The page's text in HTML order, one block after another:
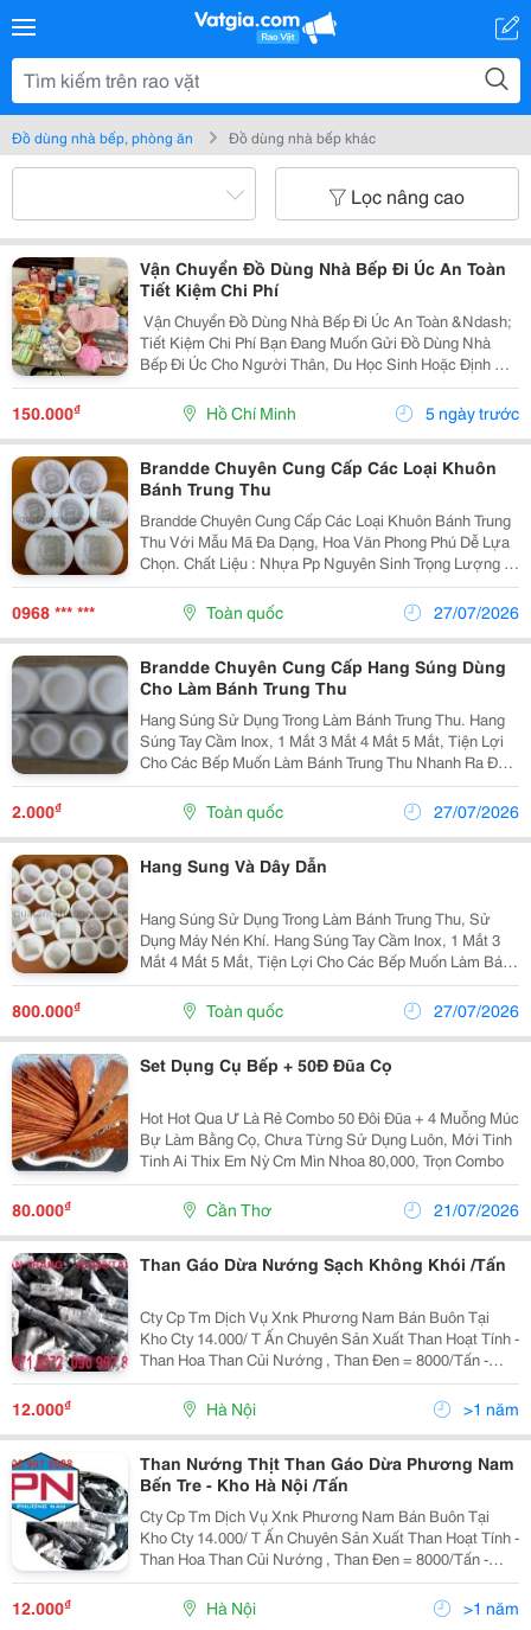
Đồ dùng nhà bếp, phòng ăn Đồ dùng nhà bếp khác
Lọc nâng cao
Vận Chuyển Đồ Dùng Nhà Bếp Đi Úc An Toàn
Tiết Kiệm Chi Phí
️ Vận Chuyển Đồ Dùng Nhà Bếp Đi Úc An Toàn &Ndash;
Tiết Kiệm Chi Phí Bạn Đang Muốn Gửi Đồ Dùng Nhà
Bếp Đi Úc Cho Người Thân, Du Học Sinh Hoặc Định Cư
Nhưng Lo Ngại Hàng Hóa Cồng Kềnh, Dễ Vỡ Hoặc Chi
Phí Vận Chuyển Cao? Vì Sao Nên Lựa Chọn...
150.000₫ Hồ Chí Minh 5 ngày trước
Brandde Chuyên Cung Cấp Các Loại Khuôn
Bánh Trung Thu
Brandde Chuyên Cung Cấp Các Loại Khuôn Bánh Trung
Thu Với Mẫu Mã Đa Dạng, Hoa Văn Phong Phú Dễ Lựa
Chọn. Chất Liệu : Nhựa Pp Nguyên Sinh Trọng Lượng :
80G, 150, 200, 225,..... Logo : Logo Theo Thương Hiệu
Của Khách Hàng, Các Dòng Hoa Văn Tự
0968 *** *** Toàn quốc 27/07/2026
Brandde Chuyên Cung Cấp Hang Súng Dùng
Cho Làm Bánh Trung Thu
Hang Súng Sử Dụng Trong Làm Bánh Trung Thu. Hang
Súng Tay Cầm Inox, 1 Mắt 3 Mắt 4 Mắt 5 Mắt, Tiện Lợi
Cho Các Bếp Muốn Làm Bánh Trung Thu Nhanh Ra Đều
Tay. Hang Súng Có Đi Kèm Dây Dẫn Phù Hợp. Hang 1
Mắt Phù Hợp Tất Cả Mọi Loại Khuôn. Hang 3
2.000₫ Toàn quốc 27/07/2026
Hang Sung Và Dây Dẫn
Hang Súng Sử Dụng Trong Làm Bánh Trung Thu, Sử
Dụng Máy Nén Khí. Hang Súng Tay Cầm Inox, 1 Mắt 3
Mắt 4 Mắt 5 Mắt, Tiện Lợi Cho Các Bếp Muốn Làm Bánh
Trung Thu Nhanh Ra Đều Tay. Hang Súng Có Đi Kèm
Dây Dẫn Phù Hợp. Hang 1 Mắt Phù Hợp Tất Cả Mọi Loại
800.000₫ Toàn quốc 27/07/2026
Set Dụng Cụ Bếp + 50Đ Đũa Cọ
Hot Hot Qua Ư Là Rẻ Combo 50 Đôi Đũa + 4 Muỗng Múc
Bự Làm Bằng Cọ, Chưa Từng Sử Dụng Luôn, Mới Tinh
Tinh Ai Thix Em Nỳ Cm Mìn Nhoa 80,000, Trọn Combo
80.000₫ Cần Thơ 21/07/2026
Than Gáo Dừa Nướng Sạch Không Khói /Tấn
Cty Cp Tm Dịch Vụ Xnk Phương Nam Bán Buôn Tại
Kho Cty 14.000/ T Ấn Chuyên Sản Xuất Than Hoạt Tính -
Than Hoa Than Củi Nướng , Than Đen = 8000/Tấn -
Than Từ Củi Gỗ Cao Cấp (Than Trắng)3-5Cm =
14.000/Tấn - Than Gáo Dừa Ép Viên Nuớng Thịt...
12.000₫ Hà Nội >1 năm
Than Nướng Thịt Than Gáo Dừa Phương Nam
Bến Tre - Kho Hà Nội /Tấn
Cty Cp Tm Dịch Vụ Xnk Phương Nam Bán Buôn Tại
Kho Cty 14.000/ T Ấn Chuyên Sản Xuất Than Hoạt Tính -
Than Hoa Than Củi Nướng , Than Đen = 8000/Tấn -
Than Từ Củi Gỗ Cao Cấp (Than Trắng)3-5Cm =
14.000/Tấn - Than Gáo Dừa Ép Viên Nuớng Thịt...
12.000₫ Hà Nội >1 năm